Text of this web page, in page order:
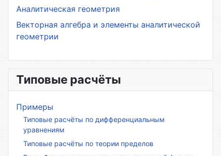
Аналитическая геометрия
Векторная алгебра и элементы аналитической
геометрии
Типовые расчёты
Примеры
Типовые расчёты по дифференциальным
уравнениям
Типовые расчёты по теории пределов